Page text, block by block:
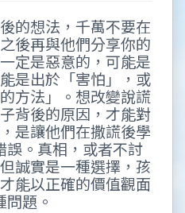
的想法，千萬不要在
後再與他們分享你的
定是惡意的，可能是
是出於「害怕」，或
方法」。想改變說謊
背後的原因，才能對
是讓他們在撒謊後學
誤。真相，或者不討
誠實是一種選擇，孩
能以正確的價值觀面
問題。